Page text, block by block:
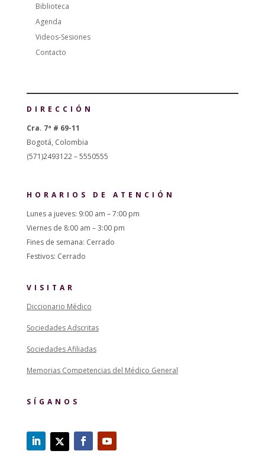
Biblioteca
Agenda
Videos-Sesiones
Contacto
DIRECCIÓN
Cra. 7ª # 69-11
Bogotá, Colombia
(571)2493122 – 5550555
HORARIOS DE ATENCIÓN
Lunes a jueves: 9:00 am – 7:00 pm
Viernes de 8:00 am – 3:00 pm
Fines de semana: Cerrado
Festivos: Cerrado
VISITAR
Diccionario Médico
Sociedades Adscritas
Sociedades Afiliadas
Memorias Competencias del Médico General
SÍGANOS